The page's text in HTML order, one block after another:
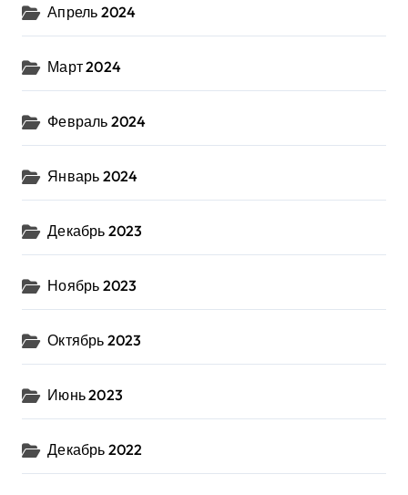
Апрель 2024
Март 2024
Февраль 2024
Январь 2024
Декабрь 2023
Ноябрь 2023
Октябрь 2023
Июнь 2023
Декабрь 2022